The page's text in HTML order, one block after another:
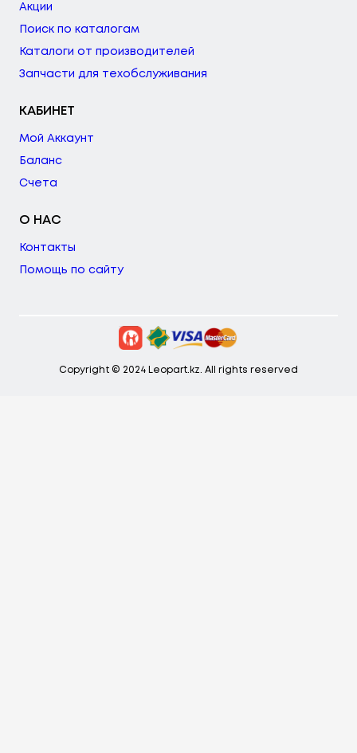
Акции
Поиск по каталогам
Каталоги от производителей
Запчасти для техобслуживания
КАБИНЕТ
Мой Аккаунт
Баланс
Счета
О НАС
Контакты
Помощь по сайту
Copyright © 2024 Leopart.kz. All rights reserved